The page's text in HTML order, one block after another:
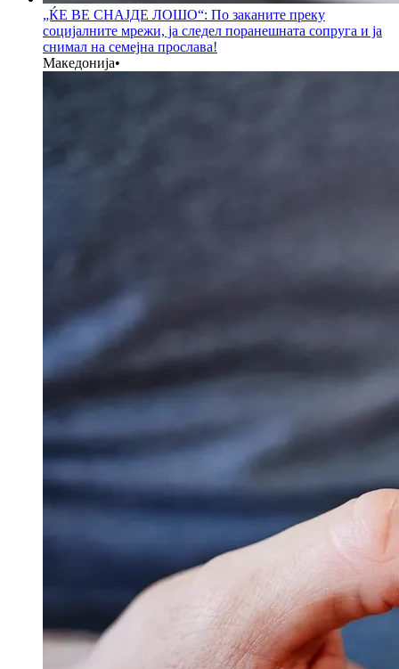
„ЌЕ ВЕ СНАЈДЕ ЛОШО“: По заканите преку
социјалните мрежи, ја следел поранешната сопруга и ја
снимал на семејна прослава!
Македонија•